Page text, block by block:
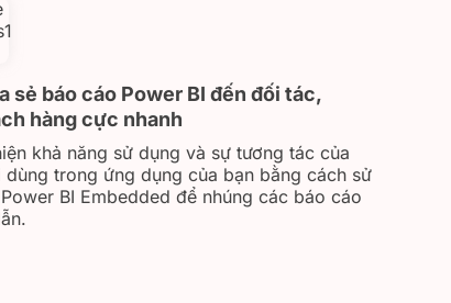
sẻ báo cáo Power BI đến đối tác,
hàng cực nhanh
khả năng sử dụng và sự tương tác của
dùng trong ứng dụng của bạn bằng cách sử
BI Embedded để nhúng các báo cáo